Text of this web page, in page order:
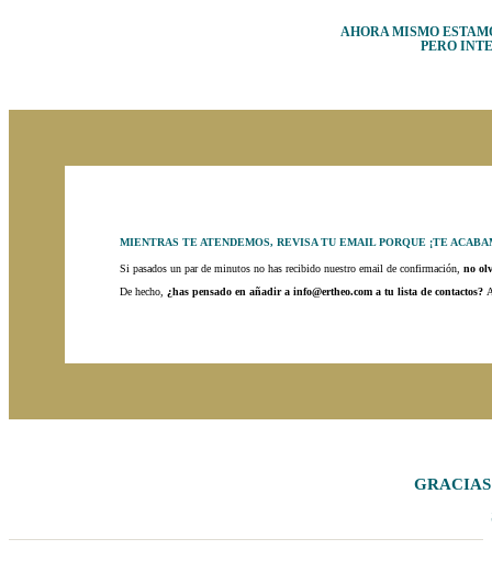
AHORA MISMO
PERO
MIENTRAS TE ATENDEMOS, REVISA TU EMAIL PORQUE ¡TE
Si pasados un par de minutos no has recibido nuestro email de confirmación,no
De hecho, ¿has pensado en añadir a info@ertheo.com a tu lista de contactos?
GRACIAS